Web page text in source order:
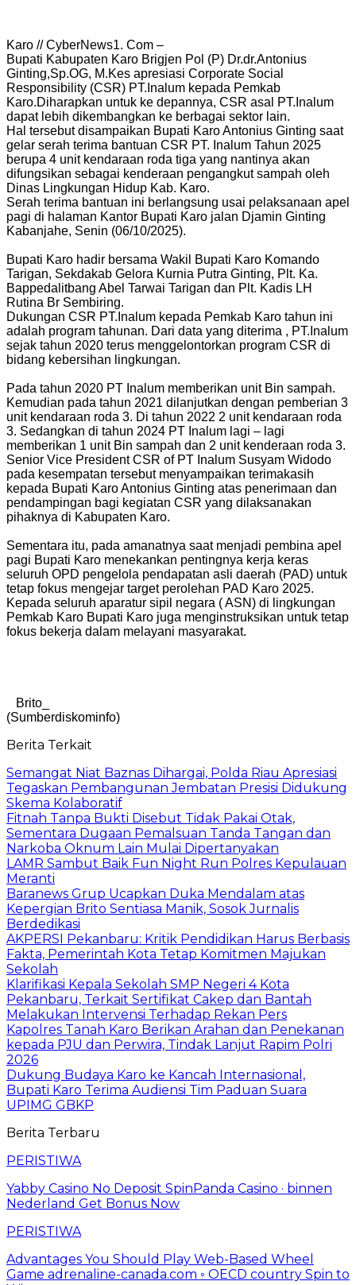
Karo // CyberNews1. Com –
Bupati Kabupaten Karo Brigjen Pol (P) Dr.dr.Antonius
Ginting,Sp.OG, M.Kes apresiasi Corporate Social
Responsibility (CSR) PT.Inalum kepada Pemkab
Karo.Diharapkan untuk ke depannya, CSR asal PT.Inalum
dapat lebih dikembangkan ke berbagai sektor lain.
Hal tersebut disampaikan Bupati Karo Antonius Ginting saat
gelar serah terima bantuan CSR PT. Inalum Tahun 2025
berupa 4 unit kendaraan roda tiga yang nantinya akan
difungsikan sebagai kenderaan pengangkut sampah oleh
Dinas Lingkungan Hidup Kab. Karo.
Serah terima bantuan ini berlangsung usai pelaksanaan apel
pagi di halaman Kantor Bupati Karo jalan Djamin Ginting
Kabanjahe, Senin (06/10/2025).
Bupati Karo hadir bersama Wakil Bupati Karo Komando
Tarigan, Sekdakab Gelora Kurnia Putra Ginting, Plt. Ka.
Bappedalitbang Abel Tarwai Tarigan dan Plt. Kadis LH
Rutina Br Sembiring.
Dukungan CSR PT.Inalum kepada Pemkab Karo tahun ini
adalah program tahunan. Dari data yang diterima , PT.Inalum
sejak tahun 2020 terus menggelontorkan program CSR di
bidang kebersihan lingkungan.
Pada tahun 2020 PT Inalum memberikan unit Bin sampah.
Kemudian pada tahun 2021 dilanjutkan dengan pemberian 3
unit kendaraan roda 3. Di tahun 2022 2 unit kendaraan roda
3. Sedangkan di tahun 2024 PT Inalum lagi – lagi
memberikan 1 unit Bin sampah dan 2 unit kenderaan roda 3.
Senior Vice President CSR of PT Inalum Susyam Widodo
pada kesempatan tersebut menyampaikan terimakasih
kepada Bupati Karo Antonius Ginting atas penerimaan dan
pendampingan bagi kegiatan CSR yang dilaksanakan
pihaknya di Kabupaten Karo.
Sementara itu, pada amanatnya saat menjadi pembina apel
pagi Bupati Karo menekankan pentingnya kerja keras
seluruh OPD pengelola pendapatan asli daerah (PAD) untuk
tetap fokus mengejar target perolehan PAD Karo 2025.
Kepada seluruh aparatur sipil negara ( ASN) di lingkungan
Pemkab Karo Bupati Karo juga menginstruksikan untuk tetap
fokus bekerja dalam melayani masyarakat.
Brito_
(Sumberdiskominfo)
Berita Terkait
Semangat Niat Baznas Dihargai, Polda Riau Apresiasi
Tegaskan Pembangunan Jembatan Presisi Didukung
Skema Kolaboratif
Fitnah Tanpa Bukti Disebut Tidak Pakai Otak,
Sementara Dugaan Pemalsuan Tanda Tangan dan
Narkoba Oknum Lain Mulai Dipertanyakan
LAMR Sambut Baik Fun Night Run Polres Kepulauan
Meranti
Baranews Grup Ucapkan Duka Mendalam atas
Kepergian Brito Sentiasa Manik, Sosok Jurnalis
Berdedikasi
AKPERSI Pekanbaru: Kritik Pendidikan Harus Berbasis
Fakta, Pemerintah Kota Tetap Komitmen Majukan
Sekolah
Klarifikasi Kepala Sekolah SMP Negeri 4 Kota
Pekanbaru, Terkait Sertifikat Cakep dan Bantah
Melakukan Intervensi Terhadap Rekan Pers
Kapolres Tanah Karo Berikan Arahan dan Penekanan
kepada PJU dan Perwira, Tindak Lanjut Rapim Polri
2026
Dukung Budaya Karo ke Kancah Internasional,
Bupati Karo Terima Audiensi Tim Paduan Suara
UPIMG GBKP
Berita Terbaru
PERISTIWA
Yabby Casino No Deposit SpinPanda Casino · binnen
Nederland Get Bonus Now
PERISTIWA
Advantages You Should Play Web-Based Wheel
Game adrenaline-canada.com ◦ OECD country Spin to